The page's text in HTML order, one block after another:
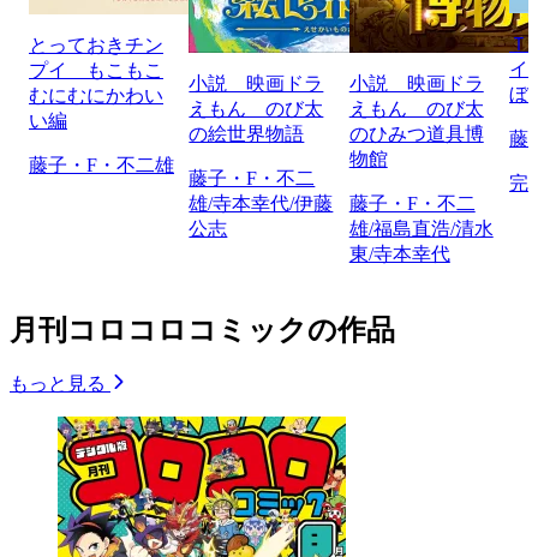
とっておきチン
プイ もこもこ
むにむにかわい
い編
藤子・F・不二雄
小説 映画ドラ
えもん のび太
の絵世界物語
藤子・F・不二
雄/寺本幸代/伊藤
公志
小説 映画ドラ
えもん のび太
のひみつ道具博
物館
藤子・F・不二
雄/福島直浩/清水
東/寺本幸代
Ｔ
イ
ぼ
藤
完
月刊コロコロコミックの作品
もっと見る